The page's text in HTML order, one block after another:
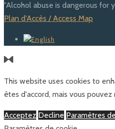
"Alcohol abuse is dangerous for
Plan d'Accès / Access Map
This website uses cookies to
êtes d'accord, mais vous pouvez
Acceptez Decline Paramètres